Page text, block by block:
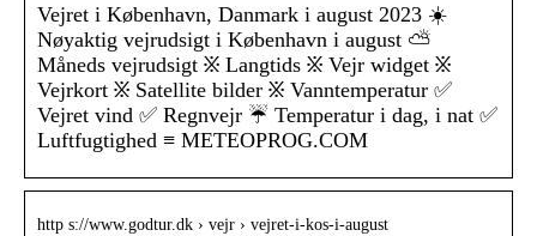
Vejret i København, Danmark i august 2023 ☀️
Nøyaktig vejrudsigt i København i august ⛅
Måneds vejrudsigt ፠ Langtids ፠ Vejr widget ፠
Vejrkort ፠ Satellite bilder ፠ Vanntemperatur ✅
Vejret vind ✅ Regnvejr ☔ Temperatur i dag, i nat ✅
Luftfugtighed ≡ METEOPROG.COM
http s://www.godtur.dk › vejr › vejret-i-kos-i-august